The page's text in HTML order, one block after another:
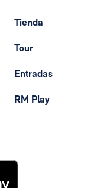
Tienda
Tour
Entradas
RM Play